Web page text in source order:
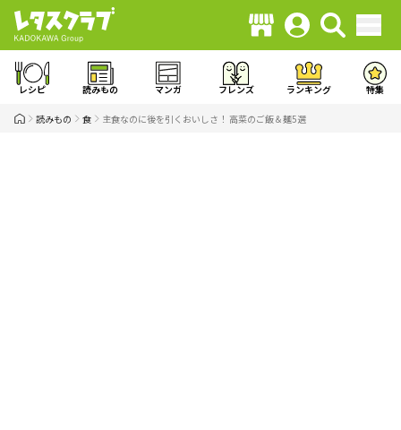
レシピ 読みもの マンガ フレンズ ランキング 特集
読みもの 食 主食なのに後を引くおいしさ！ 高菜のご飯＆麺5選